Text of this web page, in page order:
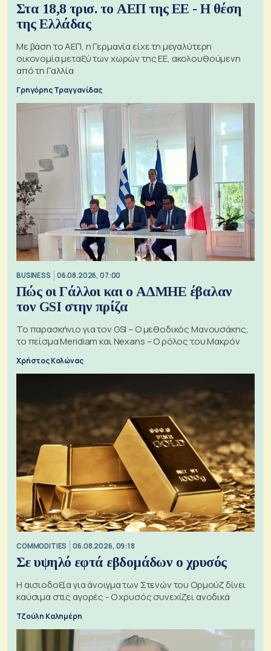
Στα 18,8 τρισ. το ΑΕΠ της ΕΕ - Η θέση
της Ελλάδας
Με βάση το ΑΕΠ, η Γερμανία είχε τη μεγαλύτερη
οικονομία μεταξύ των χωρών της ΕΕ, ακολουθούμενη
από τη Γαλλία
Γρηγόρης Τραγγανίδας
BUSINESS 06.08.2026, 07:00
Πώς οι Γάλλοι και ο ΑΔΜΗΕ έβαλαν
τον GSI στην πρίζα
Το παρασκήνιο για τον GSI – Ο μεθοδικός Μανουσάκης,
το πείσμα Meridiam και Nexans – Ο ρόλος του Μακρόν
Χρήστος Κολώνας
COMMODITIES 06.08.2026, 09:18
Σε υψηλό εφτά εβδομάδων ο χρυσός
Η αισιοδοξία για άνοιγμα των Στενών του Ορμούζ δίνει
καύσιμα στις αγορές - Ο χρυσός συνεχίζει ανοδικά
Τζούλη Καλημέρη